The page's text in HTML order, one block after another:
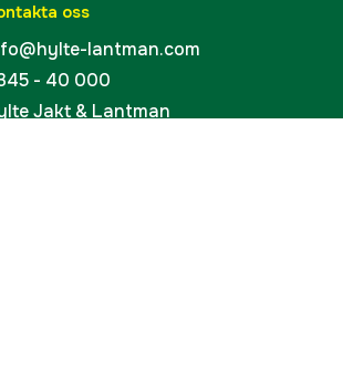
oss
lantman.com
- 40 000
Jakt & Lantman